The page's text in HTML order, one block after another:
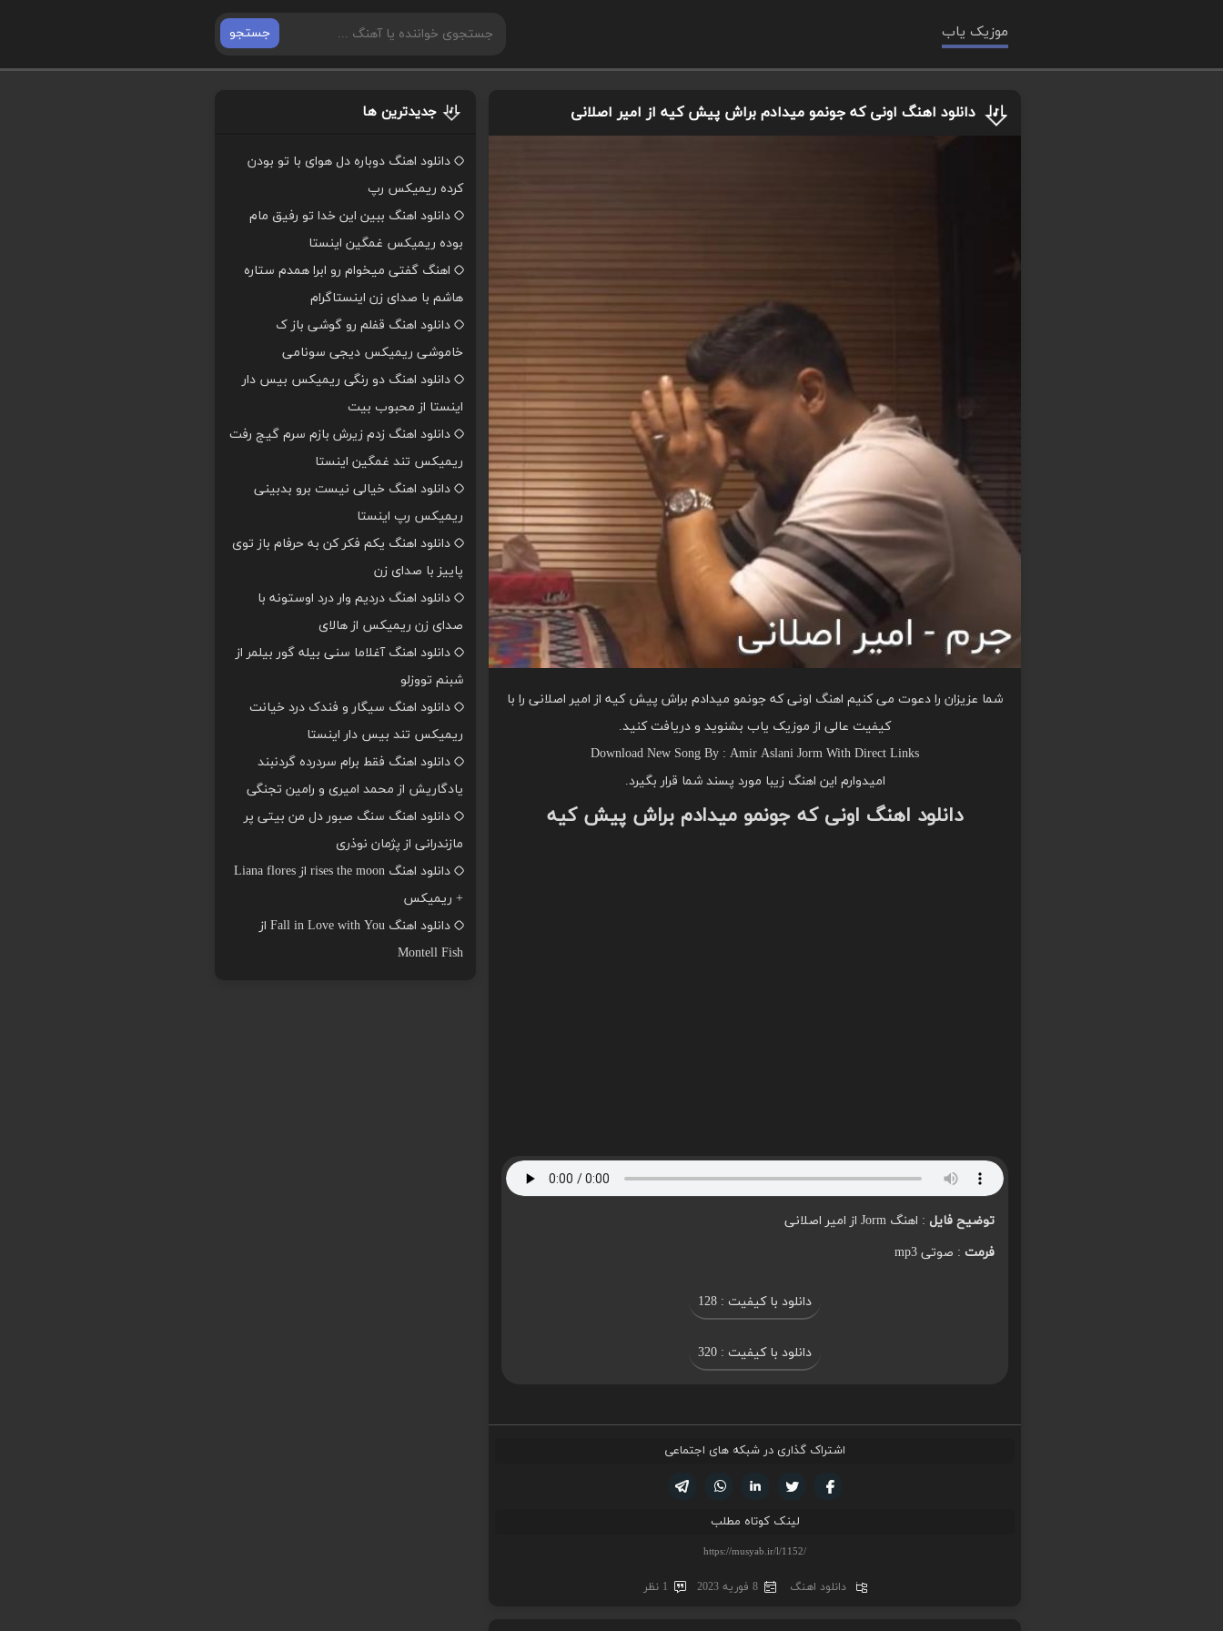
موزیک یاب جستجو
دانلود اهنگ اونی که جونمو میدادم براش پیش کیه از امیر اصلانی
شما عزیزان را دعوت می کنیم اهنگ اونی که جونمو میدادم براش پیش کیه از امیر اصلانی را با
کیفیت عالی از موزیک یاب بشنوید و دریافت کنید.
Download New Song By : Amir Aslani Jorm With Direct Links
امیدوارم این اهنگ زیبا مورد پسند شما قرار بگیرد.
دانلود اهنگ اونی که جونمو میدادم براش پیش کیه
توضیح فایل : اهنگ Jorm از امیر اصلانی
فرمت : صوتی mp3
دانلود با کیفیت : 128
دانلود با کیفیت : 320
اشتراک گذاری در شبکه های اجتماعی
لینکدین تویتر
فیسوک
لینک کوتاه مطلب
دانلود اهنگ 8 فوریه 2023 1 نظر
جدیدترین ها
دانلود اهنگ دوباره دل هوای با تو بودن
کرده ریمیکس رپ
دانلود اهنگ ببین این خدا تو رفیق مام
بوده ریمیکس غمگین اینستا
اهنگ گفتی میخوام رو ابرا همدم ستاره
هاشم با صدای زن اینستاگرام
دانلود اهنگ قفلم رو گوشی باز ک
خاموشی ریمیکس دیجی سونامی
دانلود اهنگ دو رنگی ریمیکس بیس دار
اینستا از محبوب بیت
دانلود اهنگ زدم زیرش بازم سرم گیج رفت
ریمیکس تند غمگین اینستا
دانلود اهنگ خیالی نیست برو بدبینی
ریمیکس رپ اینستا
دانلود اهنگ یکم فکر کن به حرفام باز توی
پاییز با صدای زن
دانلود اهنگ دردیم وار درد اوستونه با
صدای زن ریمیکس از هالای
دانلود اهنگ آغلاما سنی بیله گور بیلمر از
شبنم تووزلو
دانلود اهنگ سیگار و فندک درد خیانت
ریمیکس تند بیس دار اینستا
دانلود اهنگ فقط برام سردرده گردنبند
یادگاریش از محمد امیری و رامین تجنگی
دانلود اهنگ سنگ صبور دل من بیتی پر
مازندرانی از پژمان نوذری
دانلود اهنگ rises the moon از Liana flores
+ ریمیکس
دانلود اهنگ Fall in Love with You از
Montell Fish